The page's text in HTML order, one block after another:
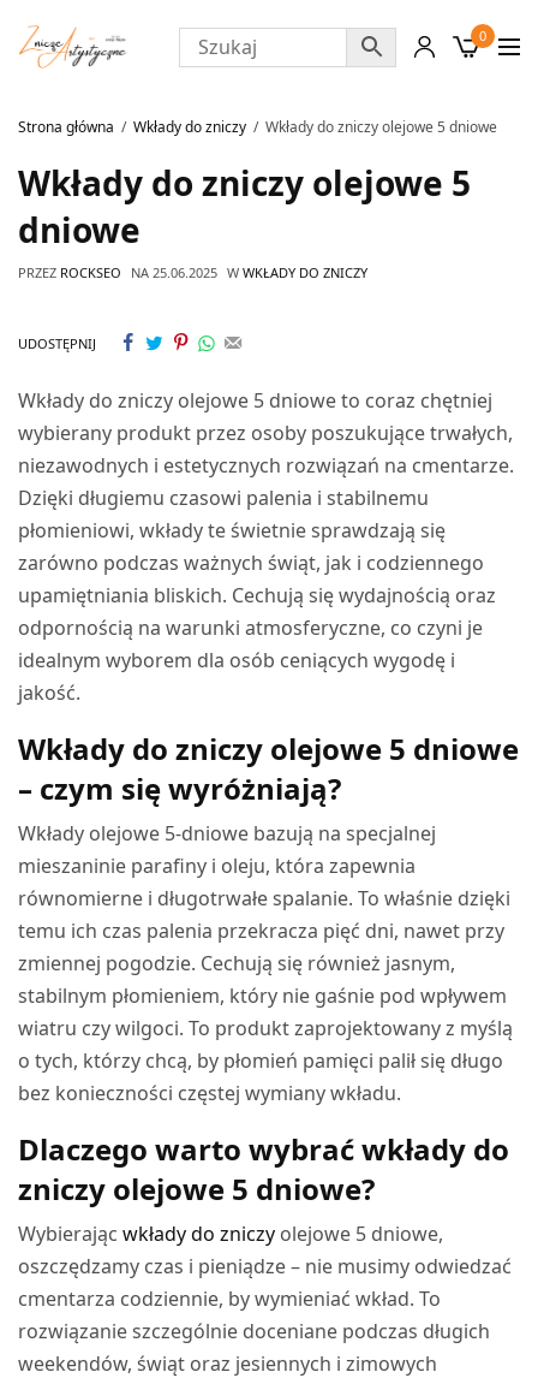
0
Strona główna Wkłady do zniczy Wkłady do zniczy olejowe 5 dniowe
Wkłady do zniczy olejowe 5
dniowe
PRZEZ ROCKSEO NA 25.06.2025 W WKŁADY DO ZNICZY
UDOSTĘPNIJ
Wkłady do zniczy olejowe 5 dniowe to coraz chętniej
wybierany produkt przez osoby poszukujące trwałych,
niezawodnych i estetycznych rozwiązań na cmentarze.
Dzięki długiemu czasowi palenia i stabilnemu
płomieniowi, wkłady te świetnie sprawdzają się
zarówno podczas ważnych świąt, jak i codziennego
upamiętniania bliskich. Cechują się wydajnością oraz
odpornością na warunki atmosferyczne, co czyni je
idealnym wyborem dla osób ceniących wygodę i
jakość.
Wkłady do zniczy olejowe 5 dniowe
– czym się wyróżniają?
Wkłady olejowe 5-dniowe bazują na specjalnej
mieszaninie parafiny i oleju, która zapewnia
równomierne i długotrwałe spalanie. To właśnie dzięki
temu ich czas palenia przekracza pięć dni, nawet przy
zmiennej pogodzie. Cechują się również jasnym,
stabilnym płomieniem, który nie gaśnie pod wpływem
wiatru czy wilgoci. To produkt zaprojektowany z myślą
o tych, którzy chcą, by płomień pamięci palił się długo
bez konieczności częstej wymiany wkładu.
Dlaczego warto wybrać wkłady do
zniczy olejowe 5 dniowe?
Wybierającwkłady do zniczy olejowe 5 dniowe,
oszczędzamy czas i pieniądze – nie musimy odwiedzać
cmentarza codziennie, by wymieniać wkład. To
rozwiązanie szczególnie doceniane podczas długich
weekendów, świąt oraz jesiennych i zimowych